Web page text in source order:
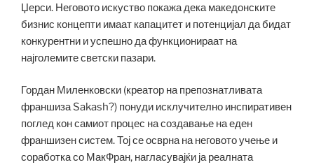
Џерси. Неговото искуство покажа дека македонските
бизнис концепти имаат капацитет и потенцијал да бидат
конкурентни и успешно да функционираат на
најголемите светски пазари.
Гордан Миленковски (креатор на препознатливата
франшиза Sakash?) понуди исклучително инспиративен
поглед кон самиот процес на создавање на еден
франшизен систем. Тој се осврна на неговото учење и
соработка со МакФран, нагласувајќи ја реалната